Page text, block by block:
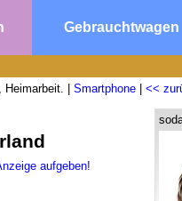
Gebrauchtwagen
| Smartphone <<
aufgeben!